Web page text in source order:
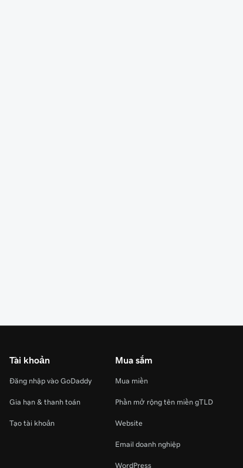
Tài khoản
Đăng nhập vào GoDaddy
Gia hạn & thanh toán
Tạo tài khoản
Mua sắm
Mua miền
Phần mở rộng tên miền gTLD
Website
Email doanh nghiệp
WordPress